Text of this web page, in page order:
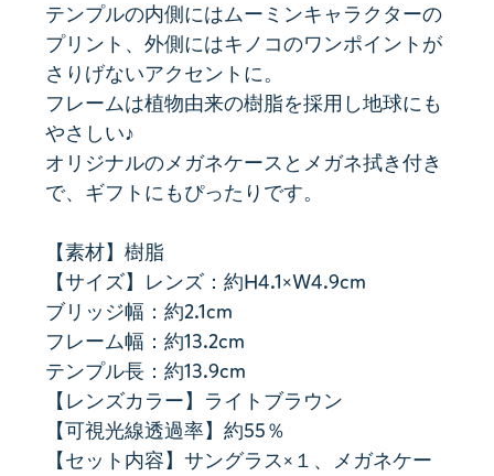
テンプルの内側にはムーミンキャラクターの
プリント、外側にはキノコのワンポイントが
さりげないアクセントに。
フレームは植物由来の樹脂を採用し地球にも
やさしい♪
オリジナルのメガネケースとメガネ拭き付き
で、ギフトにもぴったりです。
【素材】樹脂
【サイズ】レンズ：約H4.1×W4.9cm
ブリッジ幅：約2.1cm
フレーム幅：約13.2cm
テンプル長：約13.9cm
【レンズカラー】ライトブラウン
【可視光線透過率】約55％
【セット内容】サングラス×１、メガネケー